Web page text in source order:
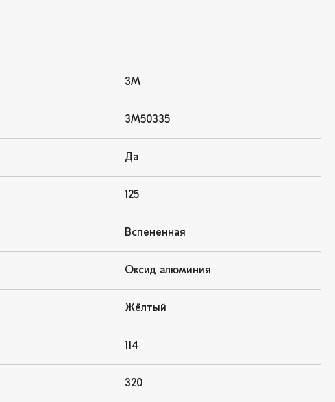
3M
3M50335
Да
125
Вспененная
Оксид алюминия
Жёлтый
114
320